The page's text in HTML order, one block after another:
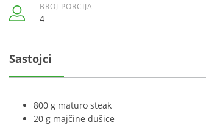
BROJ PORCIJA
4
Sastojci
800 g maturo steak
20 g majčine dušice